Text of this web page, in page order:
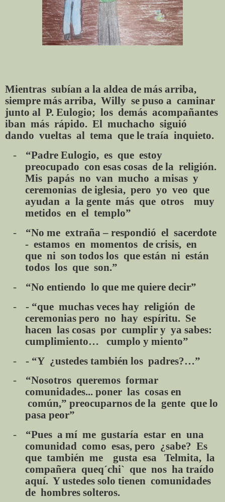
Mientras subían a la aldea de más arriba,
siempre más arriba, Willy se puso a caminar
junto al P. Eulogio; los demás acompañantes
iban más rápido. El muchacho siguió
dando vueltas al tema que le traía inquieto.
-
“Padre Eulogio, es que estoy
preocupado con esas cosas de la religión.
Mis papás no van mucho a misas y
ceremonias de iglesia, pero yo veo que
ayudan a la gente más que otros muy
metidos en el templo”
-
“No me extraña – respondió el sacerdote
- estamos en momentos de crisis, en
que ni son todos los que están ni están
todos los que son.”
-
“No entiendo lo que me quiere decir”
-
- “que muchas veces hay religión de
ceremonias pero no hay espíritu. Se
hacen las cosas por cumplir y ya sabes:
cumplimiento… cumplo y miento”
-
- “Y ¿ustedes también los padres?…”
-
“Nosotros queremos formar
comunidades... poner las cosas en
común,” preocuparnos de la gente que lo
pasa peor”
-
“Pues a mí me gustaría estar en una
comunidad como esas, pero ¿sabe? Es
que también me gusta esa Telmita, la
compañera queq´chi` que nos ha traído
aquí. Y ustedes solo tienen comunidades
de hombres solteros.